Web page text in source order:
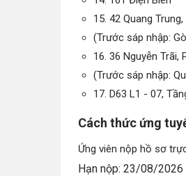
15. 42 Quang
(Trước sáp nhập:
16. 36 Nguyễn Trãi,
(Trước sáp nhập:
17. D63 L1 - 07,
Cách thức ứng
Ứng viên nộp hồ sơ
Hạn nộp: 23/08/2026